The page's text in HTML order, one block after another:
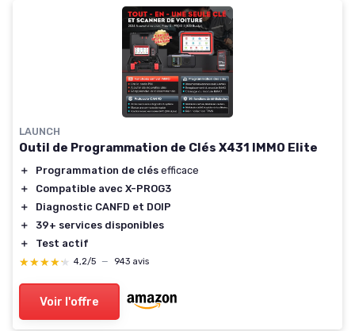
LAUNCH
Outil de Programmation de Clés X431 IMMO Elite
＋ Programmation de clés efficace
＋
Compatible avec X-PROG3
＋
Diagnostic CANFD et DOIP
＋
39+ services disponibles
＋
Test actif
★★★★★
★★★★★ 4,2/5 — 943 avis
Voir l'offre